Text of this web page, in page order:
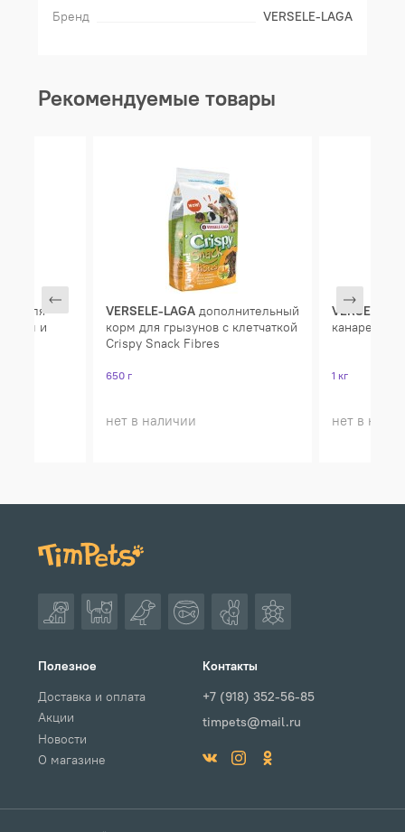
Бренд VERSELE-LAGA
Рекомендуемые товары
для
и
VERSELE-LAGA дополнительный
корм для грызунов с клетчаткой
Crispy Snack Fibres
650 г
нет в наличии
VERSELE-
канареек
1 кг
нет в
Полезное
Доставка и оплата
Акции
Новости
О магазине
Контакты
+7 (918) 352-56-85
timpets@mail.ru